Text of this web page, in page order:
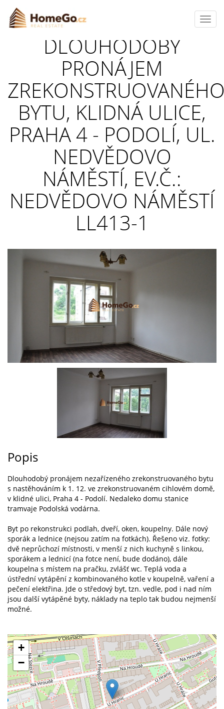
DLOUHODOBÝ
PRONÁJEM
BYTU, KLIDNÁ ULICE,
PRAHA 4 - PODOLÍ, UL.
NEDVĚDOVO
NÁMĚSTÍ, EV.Č.:
NEDVĚDOVO NÁMĚSTÍ
LL413-1
Popis
Dlouhodobý pronájem nezařízeného zrekonstruovaného bytu
s nastěhováním k 1. 12. ve zrekonstruovaném cihlovém domě,
v klidné ulici, Praha 4 - Podolí. Nedaleko domu stanice
tramvaje Podolská vodárna.
Byt po rekonstrukci podlah, dveří, oken, koupelny. Dále nový
sporák a lednice (nejsou zatím na fotkách). Řešeno viz. fotky:
dvě neprůchozí místnosti, v menší z nich kuchyně s linkou,
sporákem a lednicí (na fotce není, bude dodáno), dále
koupelna s místem na pračku, zvlášť wc. Teplá voda a
ústřední vytápění z kombinovaného kotle v koupelně, vaření a
pečení elektřina. Jde o středový byt, tzn. vedle, pod i nad ním
jsou další vytápěné byty, náklady na teplo tak budou nejmenší
možné.
+
−